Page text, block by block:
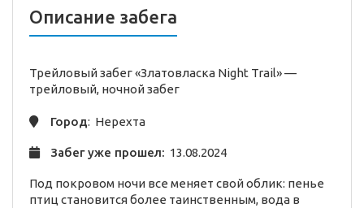
Описание забега
Трейловый забег «Златовласка Night Trail» —
трейловый, ночнойзабег
Город: Нерехта
Забег уже прошел: 13.08.2024
Под покровом ночи все меняет свой облик: пенье
птиц становится более таинственным, вода в